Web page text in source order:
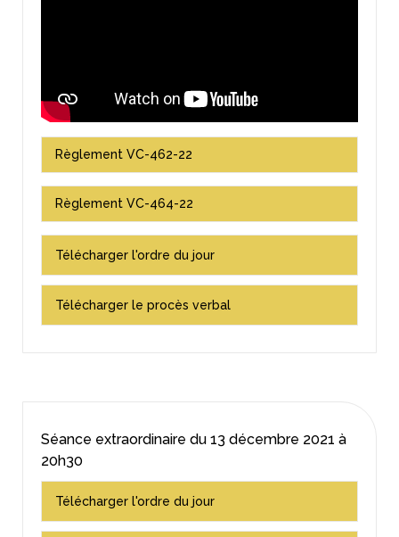
Règlement VC-462-22
Règlement VC-464-22
Télécharger l'ordre du jour
Télécharger le procès verbal
Séance extraordinaire du 13 décembre 2021 à
20h30
Télécharger l'ordre du jour